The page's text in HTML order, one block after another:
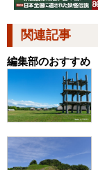
関連記事
編集部のおすすめ